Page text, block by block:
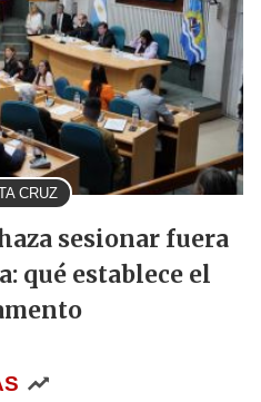
CRUZ
sesionar fuera
qué establece el